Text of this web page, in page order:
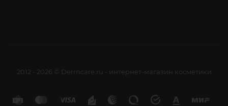
2012 - 2026 © Dermcare.ru - интернет-магазин косметики